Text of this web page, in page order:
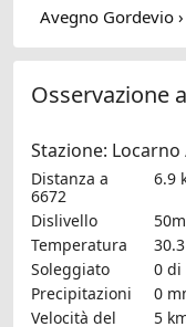
Osservazione
Stazione:
Distanza a
6672
6.9
Dislivello
Temperatura
Soleggiato
0 di
Precipitazioni
0
Velocità del
5